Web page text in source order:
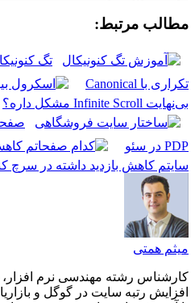
مطالب مرتبط:
تگ
تکراری با Canonical
بی‌نهایت Infinite Scroll مشکل داره؟
PDP در سئو
سایتم کاهش بازدید داشته در سرچ
میثم همتی
کارشناس رشته مهندسی نرم
افزایش رتبه سایت در گوگل و